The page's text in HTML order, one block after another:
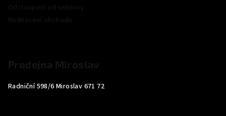
Radniční 598/6 Miroslav 671 72